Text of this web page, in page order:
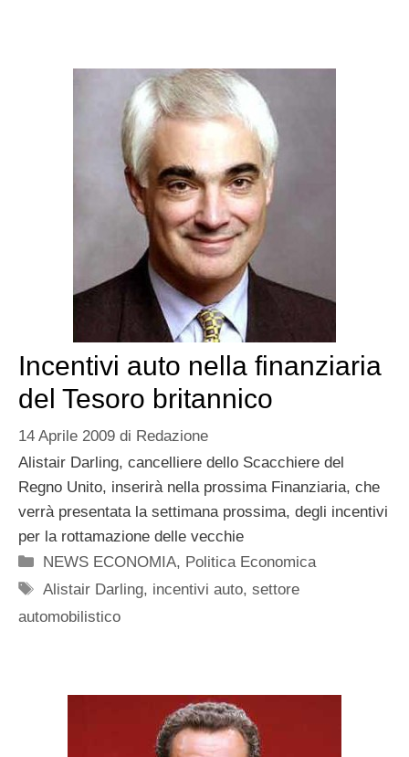
Incentivi auto nella finanziaria
del Tesoro britannico
14 Aprile 2009 di Redazione
Alistair Darling, cancelliere dello Scacchiere del
Regno Unito, inserirà nella prossima Finanziaria, che
verrà presentata la settimana prossima, degli incentivi
per la rottamazione delle vecchie
Categorie
NEWS ECONOMIA, Politica Economica
Tag
Alistair Darling, incentivi auto,settore
automobilistico